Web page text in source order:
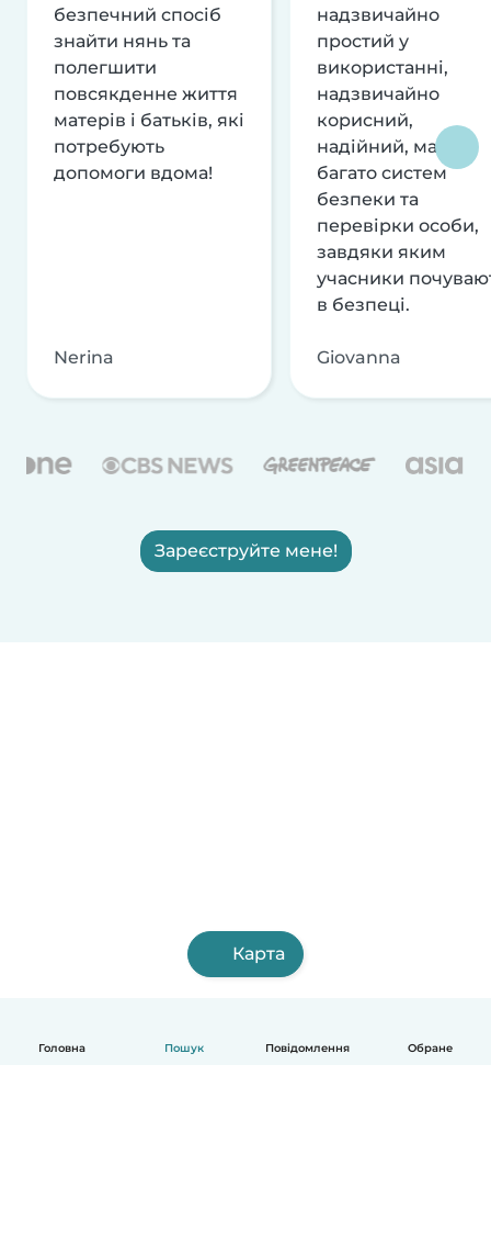
Головна Пошук Повідомлення Обране
безпечний спосіб
знайти нянь та
полегшити
повсякденне життя
матерів і батьків, які
потребують
допомоги вдома!
Nerina
надзвичайно
простий у
використанні,
надзвичайно
корисний,
надійний, має
багато систем
безпеки та
перевірки особи,
завдяки яким
учасники
в безпеці.
Giovanna
Зареєструйте мене!
Карта